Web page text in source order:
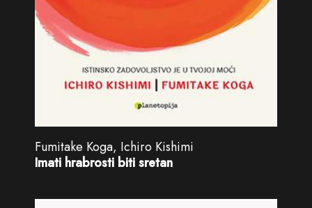
Fumitake Koga, Ichiro Kishimi
Imati hrabrosti biti sretan